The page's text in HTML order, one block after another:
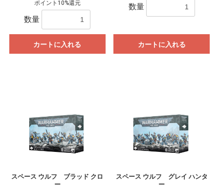
ポイント10%還元
数量
カートに入れる
数量
カートに入れる
スペース ウルフ ブラッド クロ
ー
スペース ウルフ グレイ ハンタ
ー